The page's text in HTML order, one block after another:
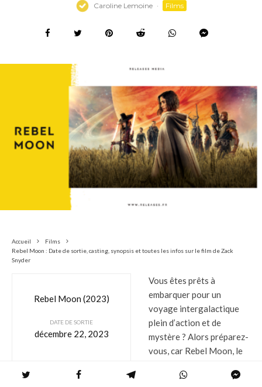
Caroline Lemoine · Films
Accueil
Films
Rebel Moon : Date de sortie, casting, synopsis et toutes les infos sur le film de Zack
Snyder
Rebel Moon (2023)
DATE DE SORTIE
décembre 22, 2023
Vous êtes prêts à
embarquer pour un
voyage intergalactique
plein d’action et de
mystère ? Alors préparez-
vous, car Rebel Moon, le
Snyder, promet de vous en